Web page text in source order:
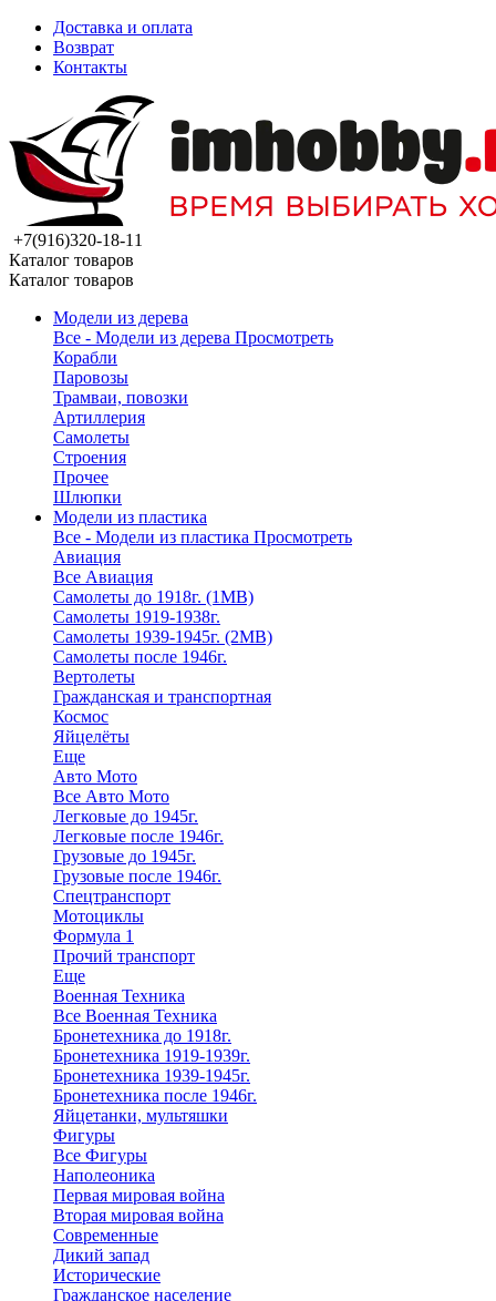
Доставка и оплата
Возврат
Контакты
+7(916)320-18-11
Каталог товаров
Каталог товаров
Модели из дерева
Все - Модели из дерева Просмотреть
Корабли
Паровозы
Трамваи, повозки
Артиллерия
Самолеты
Строения
Прочее
Шлюпки
Модели из пластика
Все - Модели из пластика Просмотреть
Авиация
Все Авиация
Самолеты до 1918г. (1МВ)
Самолеты 1919-1938г.
Самолеты 1939-1945г. (2МВ)
Самолеты после 1946г.
Вертолеты
Гражданская и транспортная
Космос
Яйцелёты
Еще
Авто Мото
Все Авто Мото
Легковые до 1945г.
Легковые после 1946г.
Грузовые до 1945г.
Грузовые после 1946г.
Спецтранспорт
Мотоциклы
Формула 1
Прочий транспорт
Еще
Военная Техника
Все Военная Техника
Бронетехника до 1918г.
Бронетехника 1919-1939г.
Бронетехника 1939-1945г.
Бронетехника после 1946г.
Яйцетанки, мультяшки
Фигуры
Все Фигуры
Наполеоника
Первая мировая война
Вторая мировая война
Современные
Дикий запад
Исторические
Гражданское население